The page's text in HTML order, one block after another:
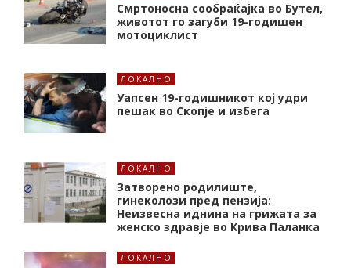
Смртоносна сообраќајка во Бутел,
животот го загуби 19-годишен
мотоциклист
ЛОКАЛНО
Уапсен 19-годишникот кој удри
пешак во Скопје и избега
ЛОКАЛНО
Затворено родилиште,
гинеколози пред пензија:
Неизвесна иднина на грижата за
женско здравје во Крива Паланка
ЛОКАЛНО